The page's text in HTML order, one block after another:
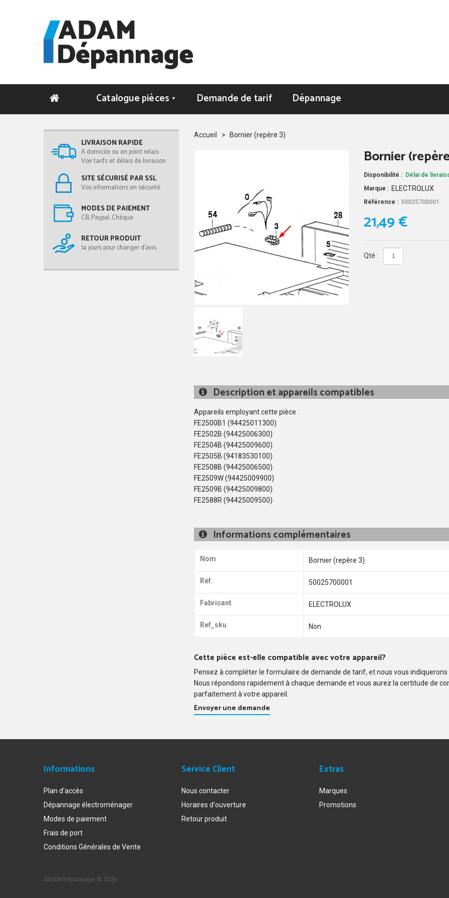
Catalogue pièces ▼ Demande de tarif Dépannage
Accueil > Bornier (repère 3)
Bornier
Disponibilité : Délai de
Marque : ELECTROLUX
Référence : 50025700001
21,49 €
Qté :
Description et appareils compatibles
Appareils employant cette pièce :
FE2500B1 (94425011300)
FE2502B (94425006300)
FE2504B (94425009600)
FE2505B (94183530100)
FE2508B (94425006500)
FE2509W (94425009900)
FE2509B (94425009800)
FE2588R (94425009500)
Informations complémentaires
Nom Bornier (repère 3)
Réf. 50025700001
Fabricant ELECTROLUX
Ref_sku Non
Cette pièce est-elle compatible avec votre appareil?
Pensez à compléter le formulaire de demande de tarif, et nous vous
Nous répondons rapidement à chaque demande et vous aurez la certitude de
parfaitement à votre appareil.
Envoyer une demande
LIVRAISON RAPIDE
A domicile ou en point relais
Voir tarifs et délais de livraison
SITE SÉCURISÉ PAR SSL
Vos informations en sécurité
MODES DE PAIEMENT
CB, Paypal, Chèque
RETOUR PRODUIT
14 jours pour changer d'avis
Informations
Plan d'accès
Dépannage électroménager
Modes de paiement
Frais de port
Conditions Générales de Vente
Service Client
Nous contacter
Horaires d'ouverture
Retour produit
Extras
Marques
Promotions
ADAM Dépannage © 2026